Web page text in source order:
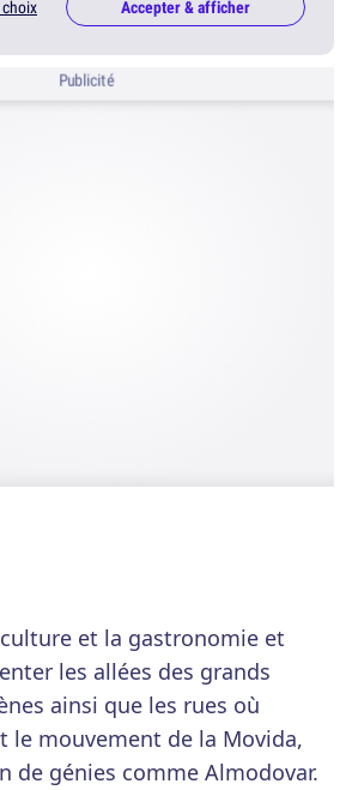
choix Accepter & afficher
Publicité
et la gastronomie et
les allées des grands
ainsi que les rues où
le mouvement de la Movida,
de génies comme Almodovar.